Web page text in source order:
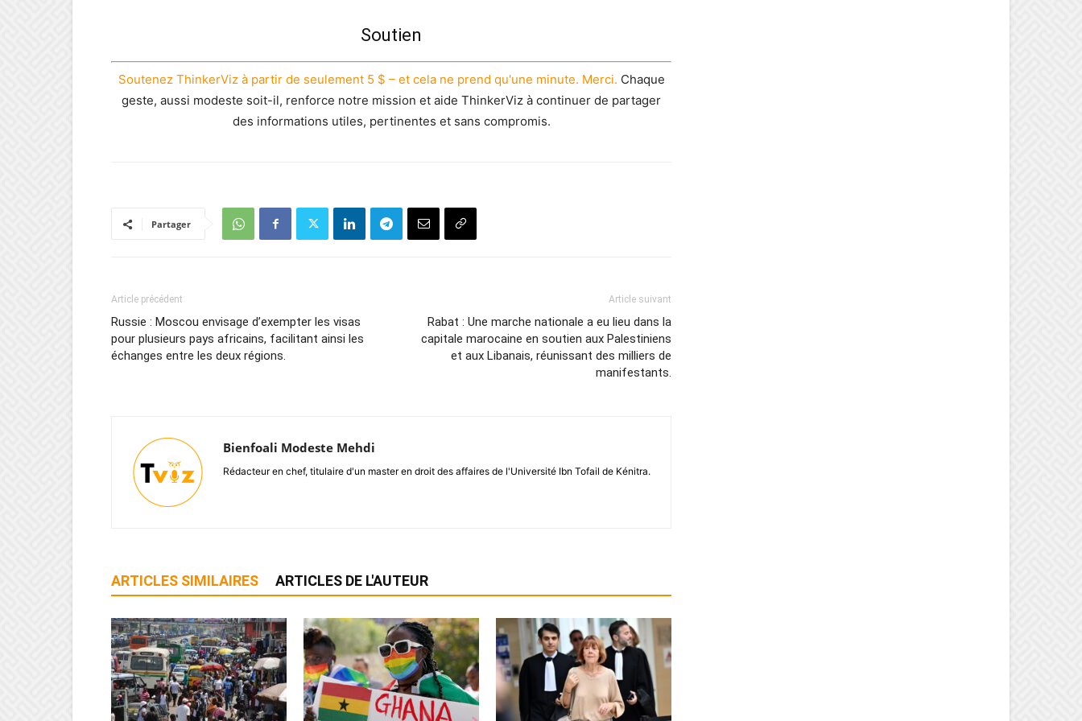
Soutien
Soutenez ThinkerViz à partir de seulement 5 $ – et cela ne prend qu'une minute. Merci. Chaque
geste, aussi modeste soit-il, renforce notre mission et aide ThinkerViz à continuer de partager
des informations utiles, pertinentes et sans compromis.
Partager
Article précédent
Russie : Moscou envisage d’exempter les visas
pour plusieurs pays africains, facilitant ainsi les
échanges entre les deux régions.
Article suivant
Rabat : Une marche nationale a eu lieu dans la
capitale marocaine en soutien aux Palestiniens
et aux Libanais, réunissant des milliers de
manifestants.
Bienfoali Modeste Mehdi
Rédacteur en chef, titulaire d'un master en droit des affaires de l'Université Ibn Tofail de Kénitra.
ARTICLES SIMILAIRES ARTICLES DE L'AUTEUR